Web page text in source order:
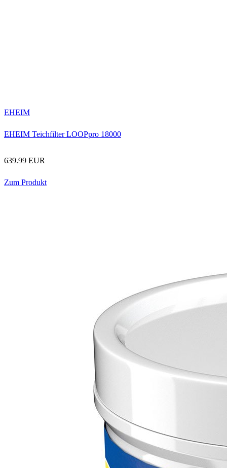
EHEIM
EHEIM Teichfilter LOOPpro 18000
639.99 EUR
Zum Produkt